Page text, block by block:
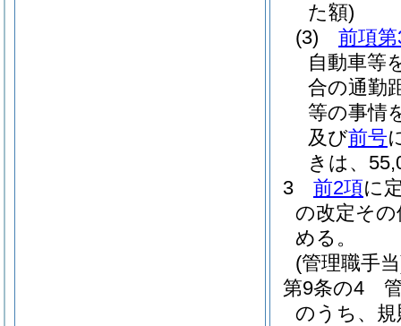
た額)
(3)
前項
自動車等
合の通勤
等の事情
及び前号
きは、
3
前2項に
の改定そ
める。
(管理職手
第9条の4
のうち、